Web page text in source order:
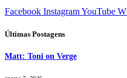
Facebook InstagramYouTube
Últimas Postagens
Matt: Toni on Verge